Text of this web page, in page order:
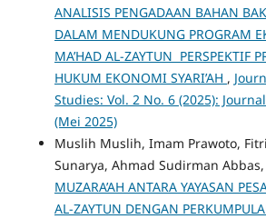
ANALISIS PENGADAAN BAHAN
DALAM MENDUKUNG PROGRAM
MA’HAD AL-ZAYTUN PERSPEKTIF
HUKUM EKONOMI SYARI’AH ,
Studies: Vol. 2 No. 6 (2025):
(Mei 2025)
Muslih Muslih, Imam Prawoto,
Sunarya, Ahmad Sudirman Abbas,
MUZARA’AH ANTARA YAYASAN
AL-ZAYTUN DENGAN